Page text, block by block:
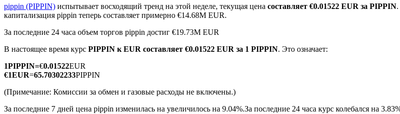
Фьючерсы на COIN-M
Криптовалютные фьючерсы
pippin (PIPPIN) испытывает восходящий тренд на этой неделе, текущая цена составляет €0.01522 EUR за PIPPIN
капитализация pippin теперь составляет примерно €14.68M EUR.
За последние 24 часа объем торгов pippin достиг €19.73M EUR
В настоящее время курс PIPPIN к EUR составляет €0.01522 EUR за 1 PIPPIN. Это означает:
1PIPPIN=€0.01522EUR
€1EUR=65.70302233PIPPIN
(Примечание: Комиссии за обмен и газовые расходы не включены.)
За последние 7 дней цена pippin изменилась на увеличилось на 9.04%.За последние 24 часа курс колебался на